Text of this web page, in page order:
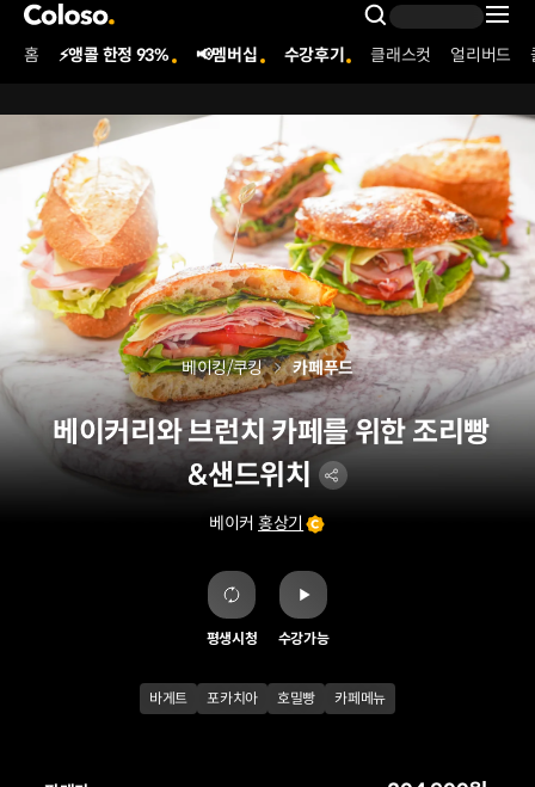
콜로소
Search
Coloso Menu
홈 ⚡앵콜 한정 93% 📢멤버십 수강후기 클래스컷 얼리버드
베이커리와 브런치 카페를 위한 조리빵
&샌드위치
베이커 홍상기
베이킹/쿠킹 카페푸드
평생시청 수강가능
바게트 포카치아 호밀빵 카페메뉴